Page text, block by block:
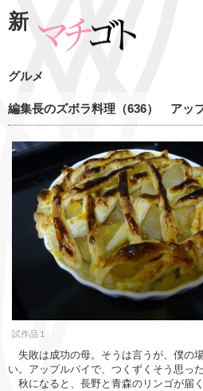
新
グルメ
編集長のズボラ料理（636） アッ
試作品１
失敗は成功の母。そうは言うが、僕の
い。アップルパイで、つくずくそう思った
秋になると、長野と青森のリンゴが届